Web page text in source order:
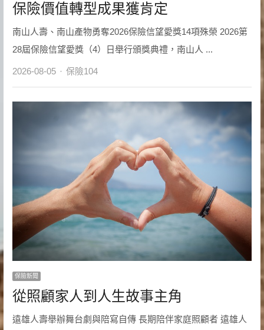
保險價值轉型成果獲肯定
南山人壽、南山產物勇奪2026保險信望愛獎14項殊榮 2026第
28屆保險信望愛獎（4）日舉行頒獎典禮，南山人 ...
2026-08-05 Author
保險104
保險新聞
從照顧家人到人生故事主角
遠雄人壽舉辦舞台劇與陪寫自傳 長期陪伴家庭照顧者 遠雄人